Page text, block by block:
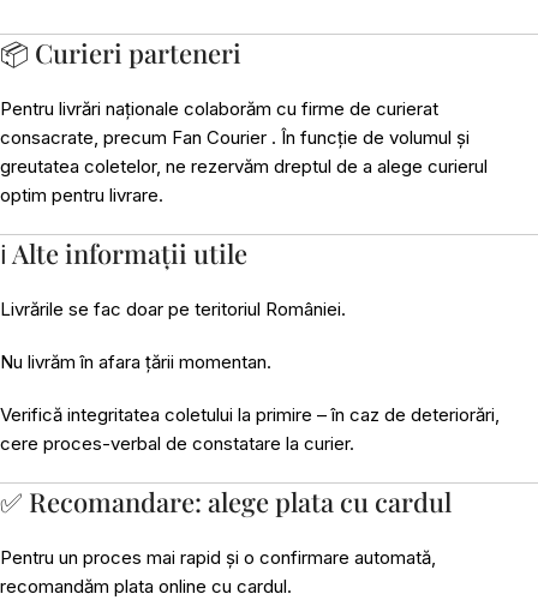
📦 Curieri parteneri
Pentru livrări naționale colaborăm cu firme de curierat
consacrate, precum Fan Courier . În funcție de volumul și
greutatea coletelor, ne rezervăm dreptul de a alege curierul
optim pentru livrare.
ℹ️ Alte informații utile
Livrările se fac doar pe teritoriul României.
Nu livrăm în afara țării momentan.
Verifică integritatea coletului la primire – în caz de deteriorări,
cere proces-verbal de constatare la curier.
✅ Recomandare: alege plata cu cardul
Pentru un proces mai rapid și o confirmare automată,
recomandăm plata online cu cardul.